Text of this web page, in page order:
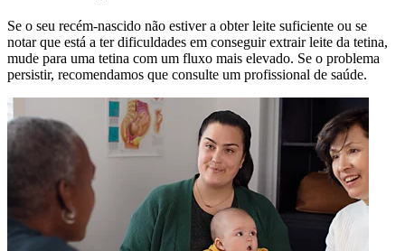
Se o seu recém-nascido não estiver a obter leite suficiente ou se
notar que está a ter dificuldades em conseguir extrair leite da tetina,
mude para uma tetina com um fluxo mais elevado. Se o problema
persistir, recomendamos que consulte um profissional de saúde.